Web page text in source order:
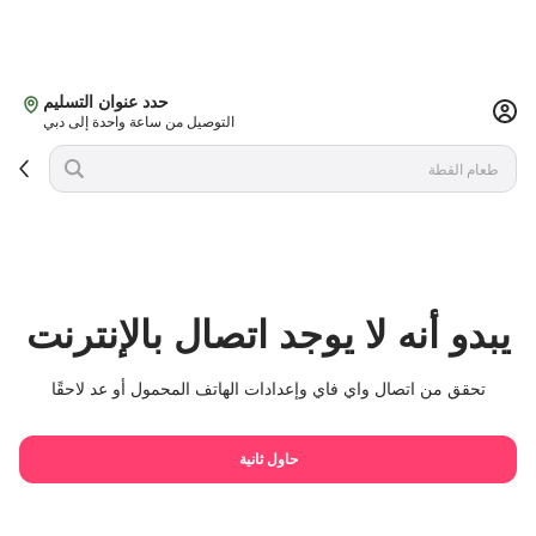
حدد عنوان التسليم
التوصيل من ساعة واحدة إلى دبي